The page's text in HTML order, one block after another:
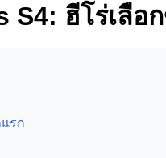
S4: ฮีโร่เลือ
รก